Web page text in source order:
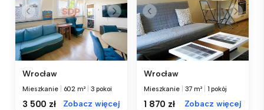
Wrocław
Mieszkanie 602 m² 3 pokoi
3 500 zł Zobacz więcej
Wrocław
Mieszkanie 37 m² 1 pokój
1 870 zł Zobacz więcej